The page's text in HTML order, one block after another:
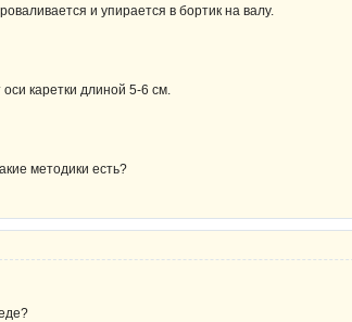
и упирается в бортик на валу.
каретки длиной 5-6 см.
методики есть?